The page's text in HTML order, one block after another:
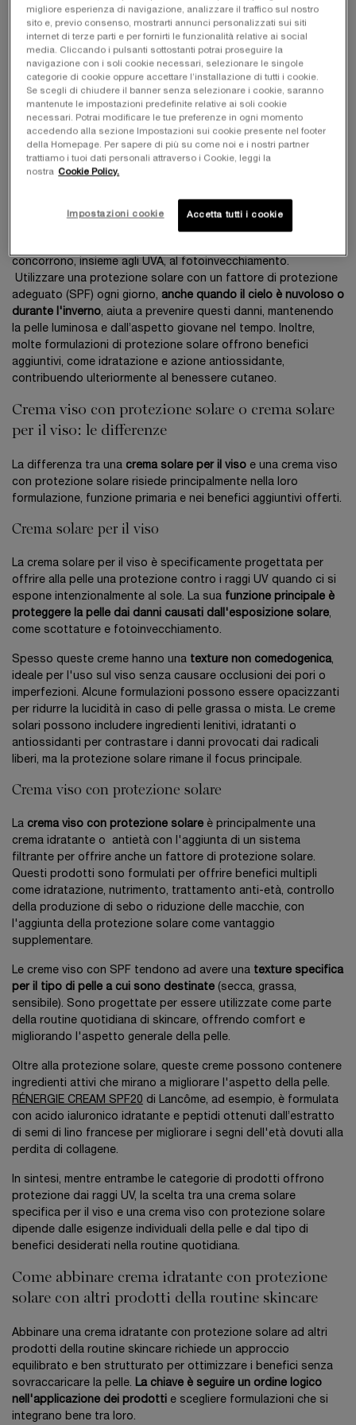
sole ogni giorno
La protezione solare quotidiana è uno step fondamentale nella
routine di skincare per preservare il benessere della pelle del
viso.
L'esposizione ai raggi ultravioletti (UV), sia UVA che UVB,
rappresenta una delle principali cause diinvecchiamento
cutaneo prematuro, noto come fotoinvecchiamento. I raggi
UVA penetrano in profondità nella pelle, danneggiando le fibre
elasticità e comparsa di macchie scure.
I raggi UVB oltre ad essere i principali responsabili delle
concorrono, insieme agli UVA, al fotoinvecchiamento.
Utilizzare una protezione solare con un fattore di protezione
adeguato (SPF) ogni giorno, anche quando il cielo è nuvoloso o
durante l'inverno, aiuta a prevenire questi danni, mantenendo
la pelle luminosa e dall’aspetto giovane nel tempo. Inoltre,
molte formulazioni di protezione solare offrono benefici
aggiuntivi, come idratazione e azione antiossidante,
contribuendo ulteriormente al benessere cutaneo.
Crema viso con protezione solare o crema solare
per il viso: le differenze
La differenza tra una crema solare per il viso e una crema viso
con protezione solare risiede principalmente nella loro
formulazione, funzione primaria e nei benefici aggiuntivi offerti.
Crema solare per il viso
La crema solare per il viso è specificamente progettata per
offrire alla pelle una protezione contro i raggi UV quando ci si
espone intenzionalmente al sole. La sua funzione principale è
proteggere la pelle dai danni causati dall'esposizione solare,
come scottature e fotoinvecchiamento.
Spesso queste creme hanno una texture non comedogenica,
ideale per l'uso sul viso senza causare occlusioni dei pori o
imperfezioni. Alcune formulazioni possono essere opacizzanti
per ridurre la lucidità in caso di pelle grassa o mista. Le creme
solari possono includere ingredienti lenitivi, idratanti o
antiossidanti per contrastare i danni provocati dai radicali
liberi, ma la protezione solare rimane il focus principale.
Crema viso con protezione solare
La crema viso con protezione solare è principalmente una
crema idratante o antietà con l'aggiunta di un sistema
filtrante per offrire anche un fattore di protezione solare.
Questi prodotti sono formulati per offrire benefici multipli
come idratazione, nutrimento, trattamento anti-età, controllo
della produzione di sebo o riduzione delle macchie, con
l'aggiunta della protezione solare come vantaggio
supplementare.
Le creme viso con SPF tendono ad avere una texture specifica
per il tipo di pelle a cui sono destinate (secca, grassa,
sensibile). Sono progettate per essere utilizzate come parte
della routine quotidiana di skincare, offrendo comfort e
migliorando l'aspetto generale della pelle.
Oltre alla protezione solare, queste creme possono contenere
ingredienti attivi che mirano a migliorare l'aspetto della pelle.
RÉNERGIE CREAM SPF20 di Lancôme, ad esempio, è formulata
con acido ialuronico idratante e peptidi ottenuti dall’estratto
di semi di lino francese per migliorare i segni dell'età dovuti alla
perdita di collagene.
In sintesi, mentre entrambe le categorie di prodotti offrono
protezione dai raggi UV, la scelta tra una crema solare
specifica per il viso e una crema viso con protezione solare
dipende dalle esigenze individuali della pelle e dal tipo di
benefici desiderati nella routine quotidiana.
Come abbinare crema idratante con protezione
solare con altri prodotti della routine skincare
Abbinare una crema idratante con protezione solare ad altri
prodotti della routine skincare richiede un approccio
equilibrato e ben strutturato per ottimizzare i benefici senza
sovraccaricare la pelle. La chiave è seguire un ordine logico
nell'applicazione dei prodotti e scegliere formulazioni che si
integrano bene tra loro.
migliore esperienza di navigazione, analizzare il traffico sul nostro
sito e, previo consenso, mostrarti annunci personalizzati sui siti
internet di terze parti e per fornirti le funzionalità relative ai social
media. Cliccando i pulsanti sottostanti potrai proseguire la
navigazione con i soli cookie necessari, selezionare le singole
categorie di cookie oppure accettare l’installazione di tutti i cookie.
Se scegli di chiudere il banner senza selezionare i cookie, saranno
mantenute le impostazioni predefinite relative ai soli cookie
necessari. Potrai modificare le tue preferenze in ogni momento
accedendo alla sezione Impostazioni sui cookie presente nel footer
della Homepage. Per sapere di più su come noi e i nostri partner
trattiamo i tuoi dati personali attraverso i Cookie, leggi la
nostra Cookie Policy.
Impostazioni cookie Accetta tutti i cookie